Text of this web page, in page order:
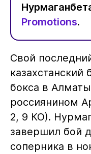
Promotions.
Свой
бокса в
россиянином
2, 9 КО).
завершил бой
соперника в